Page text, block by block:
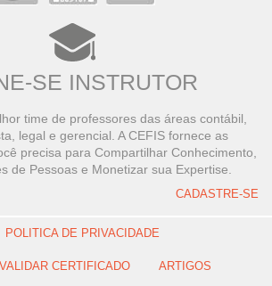
SE INSTRUTOR
time de professores das áreas contábil,
legal e gerencial. A CEFIS fornece as
precisa para Compartilhar Conhecimento,
de Pessoas e Monetizar sua Expertise.
CADASTRE-SE
POLITICA DE PRIVACIDADE
VALIDAR CERTIFICADO ARTIGOS